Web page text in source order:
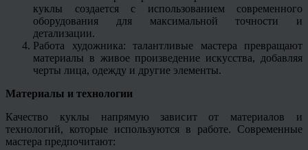
куклы создается с использованием современного
оборудования для максимальной точности и
детализации.
Работа художника: талантливые мастера превращают
материалы в живое произведение искусства, добавляя
черты лица, одежду и другие элементы.
Материалы и технологии
Качество куклы напрямую зависит от материалов и
технологий, которые используются в работе. Современные
мастера предпочитают: